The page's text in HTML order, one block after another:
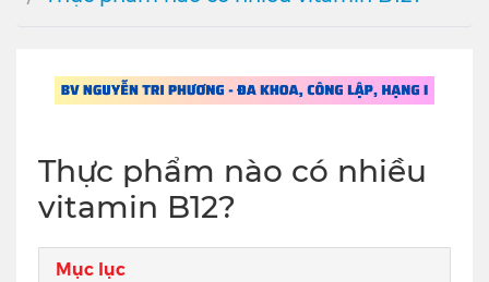
Thực phẩm nào có nhiều
vitamin B12?
Mục lục